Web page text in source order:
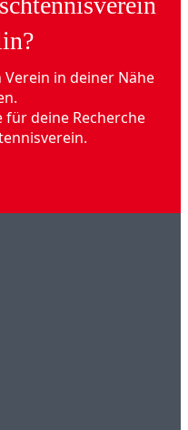
in deiner Nähe
für deine Recherche